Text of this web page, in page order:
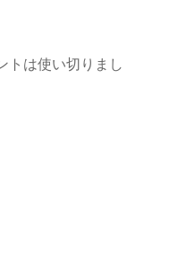
トは使い切りまし